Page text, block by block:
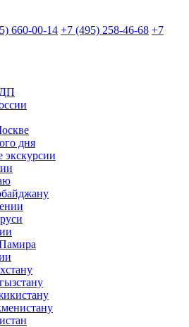
660-00-14 +7 (495) 258-46-68 +7
дня